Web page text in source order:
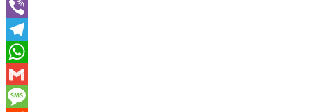
Twitter
Viber
Telegram
WhatsApp
Gmail